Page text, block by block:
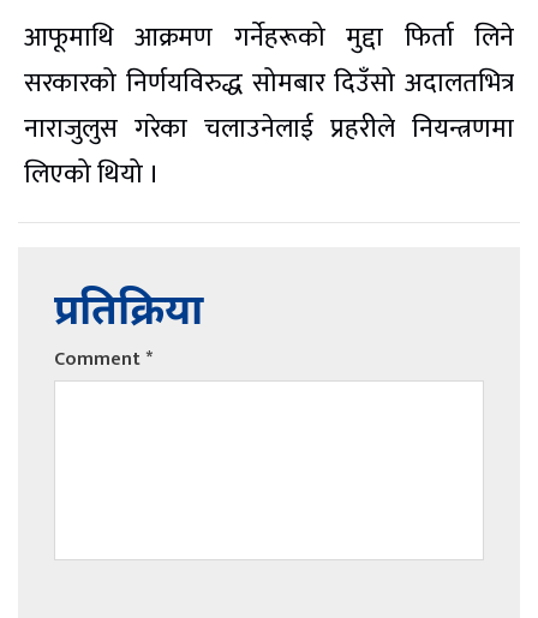
आफूमाथि आक्रमण गर्नेहरूको मुद्दा फिर्ता लिने
सरकारको निर्णयविरुद्ध सोमबार दिउँसो अदालतभित्र
नाराजुलुस गरेका चलाउनेलाई प्रहरीले नियन्त्रणमा
लिएको थियो ।
प्रतिक्रिया
Comment*